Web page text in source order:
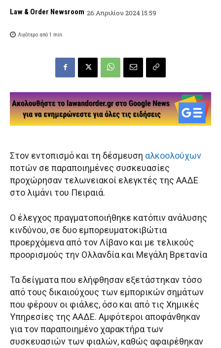
Law & Order Newsroom 26 Απριλίου 2024 15:59
Λιγότερο από 1 min.
Στον εντοπισμό και τη δέσμευση αλκοολούχων
ποτών σε παραποιημένες συσκευασίες
προχώρησαν τελωνειακοί ελεγκτές της ΑΑΔΕ
στο λιμάνι του Πειραιά.
Ο έλεγχος πραγματοποιήθηκε κατόπιν ανάλυσης
κινδύνου, σε δυο εμπορευματοκιβώτια
προερχόμενα από τον Λίβανο και με τελικούς
προορισμούς την Ολλανδία και Μεγάλη Βρετανία
Τα δείγματα που ελήφθησαν εξετάστηκαν τόσο
από τους δικαιούχους των εμπορικών σημάτων
που φέρουν οι φιάλες, όσο και από τις Χημικές
Υπηρεσίες της ΑΑΔΕ. Αμφότεροι αποφάνθηκαν
για τον παραποιημένο χαρακτήρα των
συσκευασιών των φιαλών, καθώς αφαιρέθηκαν